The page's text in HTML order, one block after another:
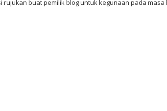
rujukan buat pemilik blog untuk kegunaan pada masa